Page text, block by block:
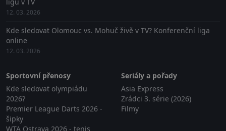
12. 03. 2026
Kde sledovat Olomouc vs. Mohuč živě v TV? Konferenční liga
online
12. 03. 2026
Sportovní přenosy
Kde sledovat olympiádu
2026?
Premier League Darts 2026 -
šipky
WTA Ostrava 2026 - tenis
Seriály a pořady
Asia Express
Zrádci 3. série (2026)
Filmy